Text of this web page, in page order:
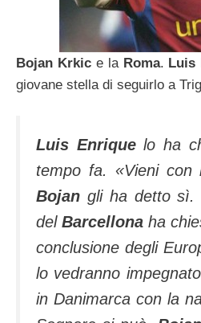
Bojan Krkic e la Roma. Luis
giovane stella di seguirlo a
Luis Enriquelo ha
tempo fa. «Vieni con
Bojan gli ha detto sì.
del Barcellona ha
conclusione degli
lo vedranno
in Danimarca con la